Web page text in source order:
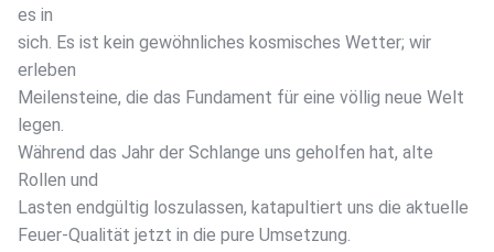
es in
sich. Es ist kein gewöhnliches kosmisches Wetter; wir
erleben
Meilensteine, die das Fundament für eine völlig neue Welt
legen.
Während das Jahr der Schlange uns geholfen hat, alte
Rollen und
Lasten endgültig loszulassen, katapultiert uns die aktuelle
Feuer-Qualität jetzt in die pure Umsetzung.